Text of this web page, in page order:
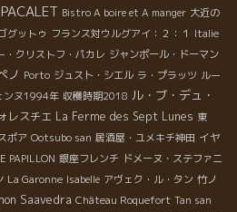
Bistro A boire et A manger 大近の
グットゥ フランス対ウルグアイ：２：１ Italie
クリストフ・パカレ ジャンポール・ドーマン
ノ Porto ジュスト・シエル ラ・プラッツ ルー
ンヌ1994年 収穫時期2018 ル・ブ・デュ・
レスチエ La Ferme des Sept Lunes 東
ポア Ootsubo san 居酒屋・ユメキチ神田 イヤ
PAPILLON 銀座フレンチ ドメーヌ・ステファニ
La Garonne Isabelle アヴェク・ル・タン 竹ノ
Saavedra Château Roquefort Tan san